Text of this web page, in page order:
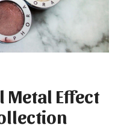
Effect